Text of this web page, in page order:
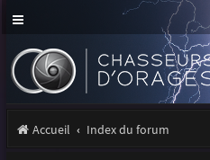
Accueil Index du forum